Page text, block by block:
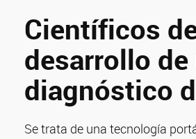
Científicos
desarrollo
diagnóstico
Se trata de una tecnología